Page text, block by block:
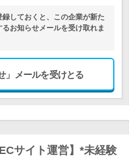
しておくと、この企業が新た
お知らせメールを受け取れま
」メールを受けとる
サイト運営】*未経験